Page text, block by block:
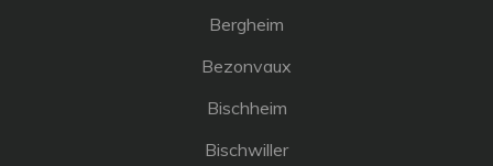
Bergheim
Bezonvaux
Bischheim
Bischwiller